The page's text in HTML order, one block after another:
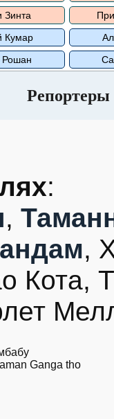
Зинта
Кумар
Рошан
Репортеры
:
,
,
Кота,
Ganga tho